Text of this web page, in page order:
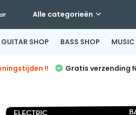
Alle categorieën
GUITAR SHOP BASS SHOP MUSIC
!! Gratis verzending